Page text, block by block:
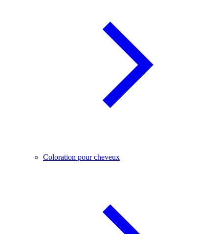
Coloration pour cheveux